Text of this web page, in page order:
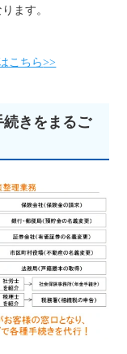
ます。
こちら>>
きをまるご